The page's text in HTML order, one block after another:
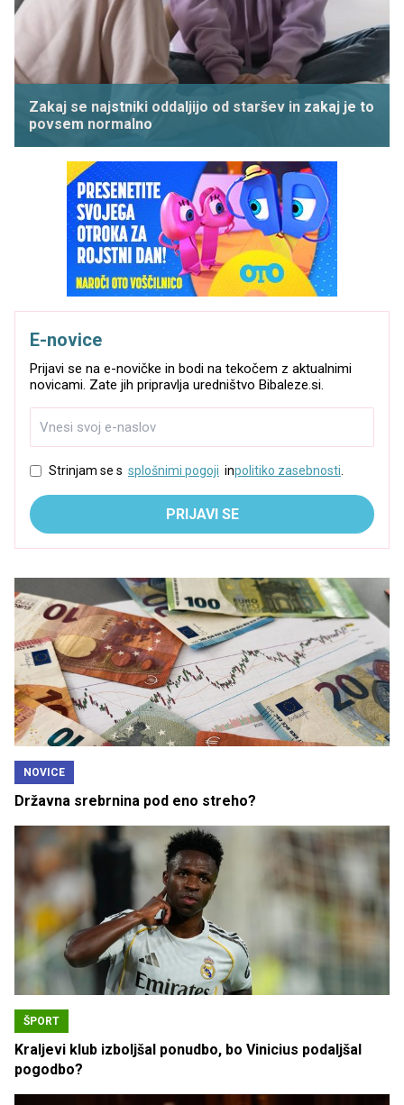
Zakaj se najstniki oddaljijo od staršev in zakaj je to
povsem normalno
E-novice
Prijavi se na e-novičke in bodi na tekočem z aktualnimi
novicami. Zate jih pripravlja uredništvo Bibaleze.si.
Strinjam se s splošnimi pogoji inpolitiko zasebnosti.
PRIJAVI SE
NOVICE
Državna srebrnina pod eno streho?
ŠPORT
Kraljevi klub izboljšal ponudbo, bo Vinicius podaljšal
pogodbo?